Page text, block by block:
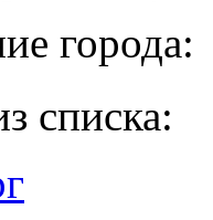
города:
списка: